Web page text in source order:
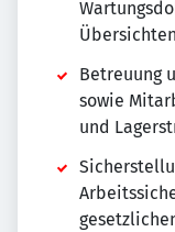
Übersichten
Betreuung
sowie
und